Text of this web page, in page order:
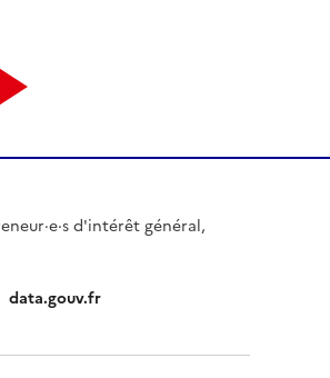
d'intérêt général,
data.gouv.fr